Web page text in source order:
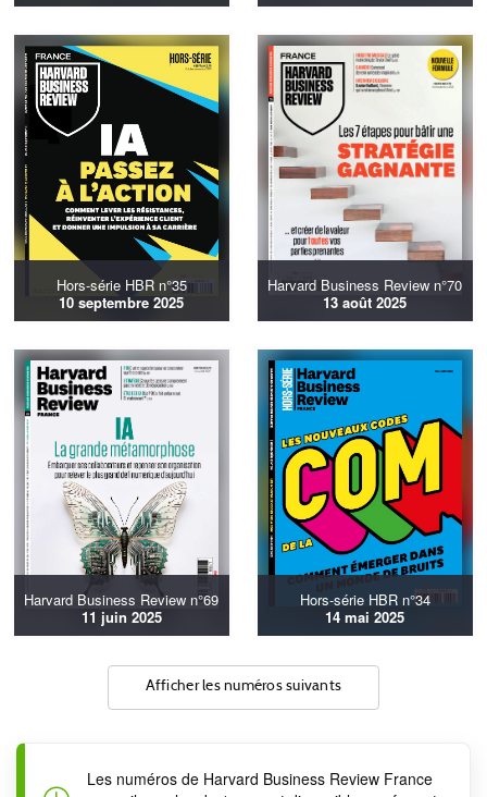
Hors-série HBR n°35
10 septembre 2025
Harvard Business Review n°70
13 août 2025
Harvard Business Review n°69
11 juin 2025
Hors-série HBR n°34
14 mai 2025
Afficher les numéros suivants
Les numéros de Harvard Business Review France